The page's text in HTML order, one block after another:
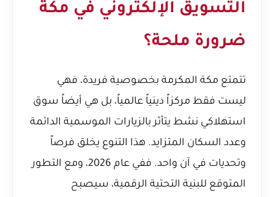
التسويق الإلكتروني في مكة
ضرورة ملحة؟
تتمتع مكة المكرمة بخصوصية فريدة، فهي
ليست فقط مركزاً دينياً عالمياً، بل هي أيضاً سوق
استهلاكي نشط يتأثر بالزيارات الموسمية الدائمة
وعدد السكان المتزايد. هذا التنوع يخلق فرصاً
وتحديات في آن واحد. ففي عام 2026، ومع التطور
المتوقع للبنية التحتية الرقمية، سيصبح